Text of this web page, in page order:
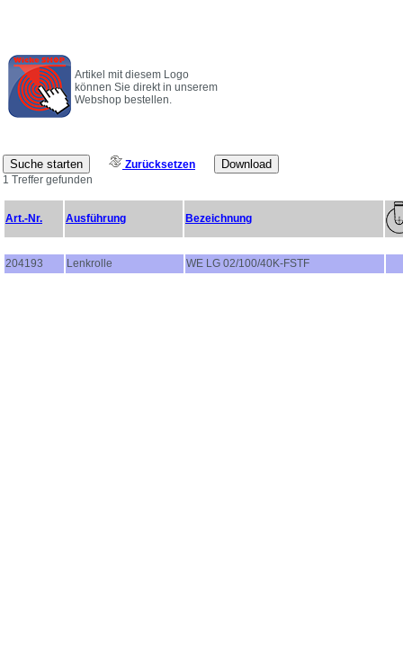
Artikel mit diesem Logo
können Sie direkt in unserem
Webshop bestellen.
Zurücksetzen
1 Treffer gefunden
Art.-Nr. Ausführung Bezeichnung
204193 Lenkrolle WE LG 02/100/40K-FSTF